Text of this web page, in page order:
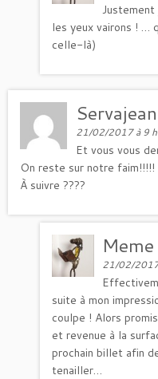
Justement
les yeux vairons ! …
celle-là)
21/02/2017 à 9
Et vous vous
On reste sur notre faim!!!!!
À suivre ????
21/02/
suite à mon
coulpe ! Alors
et revenue à la
prochain billet afin
tenailler…